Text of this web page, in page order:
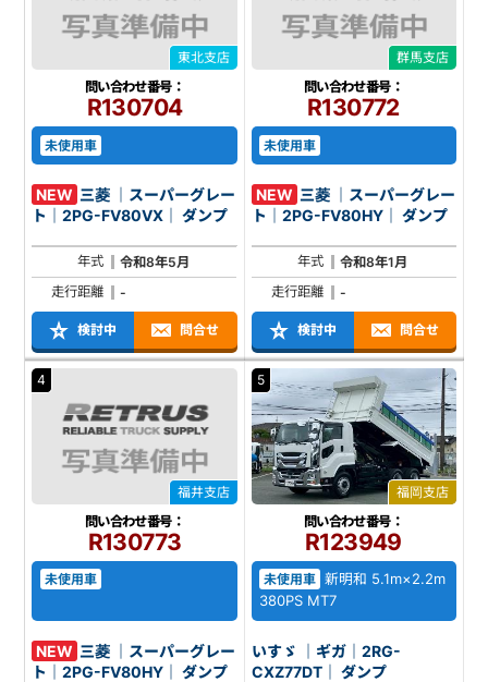
東北支店
問い合わせ番号：
R130704
未使用車
NEW 三菱 ｜スーパーグレー
ト｜2PG-FV80VX｜ ダンプ
年式
令和8年5月
走行距離
-
検討中 問合せ
群馬支店
問い合わせ番号：
R130772
未使用車
NEW 三菱 ｜スーパーグレー
ト｜2PG-FV80HY｜ ダンプ
年式
令和8年1月
走行距離
-
検討中 問合せ
4
福井支店
問い合わせ番号：
R130773
未使用車
NEW 三菱 ｜スーパーグレー
ト｜2PG-FV80HY｜ ダンプ
5
福岡支店
問い合わせ番号：
R123949
未使用車 新明和 5.1m×2.2m
380PS MT7
いすゞ ｜ギガ｜2RG-
CXZ77DT｜ ダンプ